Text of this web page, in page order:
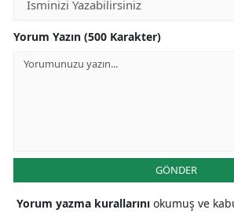
Yorum Yazın (500 Karakter)
GÖNDER
Yorum yazma kurallarını okumuş ve